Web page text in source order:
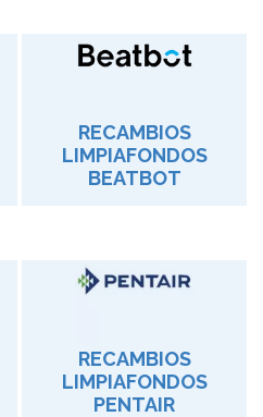
RECAMBIOS
LIMPIAFONDOS
BEATBOT
RECAMBIOS
LIMPIAFONDOS
PENTAIR